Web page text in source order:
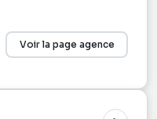
Voir la page agence